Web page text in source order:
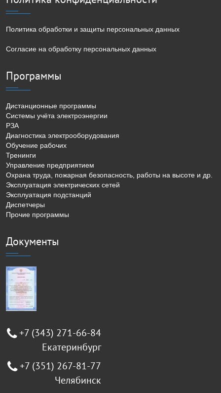
Политика обработки и защиты персональных данных
Согласие на обработку персональных данных
Программы
Дистанционные программы
Системы учёта электроэнергии
РЗА
Диагностика электрооборудования
Обучение рабочих
Тренинги
Управление предприятием
Охрана труда, пожарная безопасность, работы на высоте и др.
Эксплуатация электрических сетей
Эксплуатация подстанций
Диспетчеры
Прочие программы
Документы
+7 (343) 271-66-84
Екатеринбург
+7 (351) 267-81-77
Челябинск